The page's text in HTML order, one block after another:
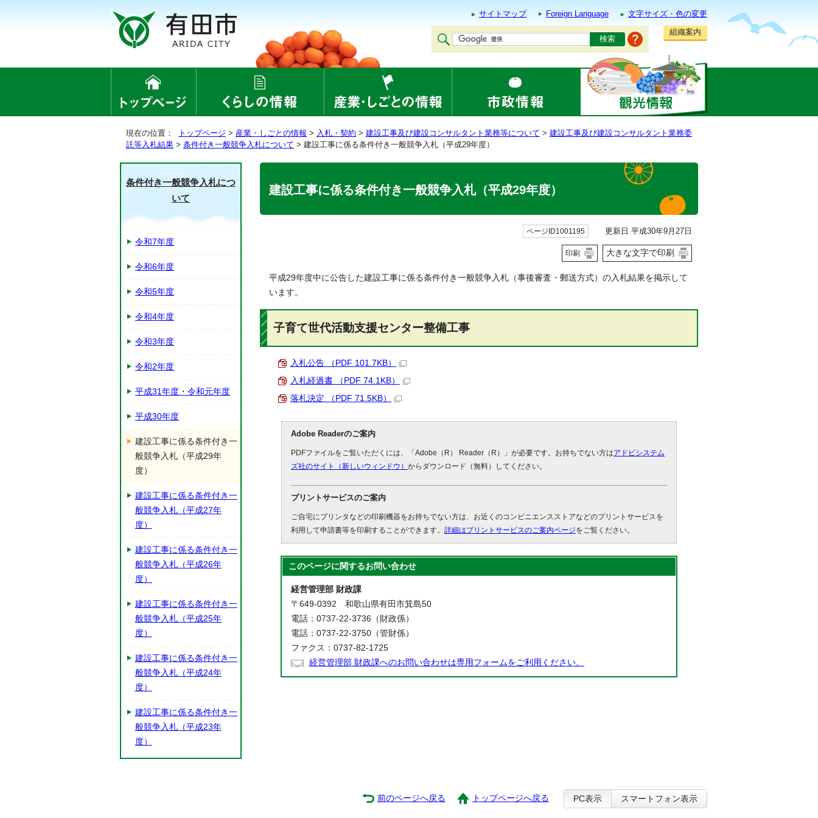
サイトマップ Foreign Language
文字サイズ・色の変更
組織案内
現在の位置： トップページ > 産業・しごとの情報 > 入札・契約 > 建設工事及び建設コンサルタント業務等について > 建設工事及び建設コンサルタント業務委
託等入札結果 > 条件付き一般競争入札について > 建設工事に係る条件付き一般競争入札（平成29年度）
建設工事に係る条件付き一般競争入札（平成29年度）
ページID1001195 更新日 平成30年9月27日
印刷 大きな文字で印刷
平成29年度中に公告した建設工事に係る条件付き一般競争入札（事後審査・郵送方式）の入札結果を掲示して
います。
子育て世代活動支援センター整備工事
入札公告 （PDF 101.7KB）
入札経過書 （PDF 74.1KB）
落札決定 （PDF 71.5KB）
Adobe Readerのご案内
PDFファイルをご覧いただくには、「Adobe（R） Reader（R）」が必要です。お持ちでない方はアドビシステム
ズ社のサイト（新しいウィンドウ） からダウンロード（無料）してください。
プリントサービスのご案内
ご自宅にプリンタなどの印刷機器をお持ちでない方は、お近くのコンビニエンスストアなどのプリントサービスを
利用して申請書等を印刷することができます。 詳細はプリントサービスのご案内ページをご覧ください。
このページに関するお問い合わせ
経営管理部 財政課
〒649-0392 和歌山県有田市箕島50
電話：0737-22-3736（財政係）
電話：0737-22-3750（管財係）
ファクス：0737-82-1725
経営管理部 財政課へのお問い合わせは専用フォームをご利用ください。
条件付き一般競争入札につ
いて
令和7年度
令和6年度
令和5年度
令和4年度
令和3年度
令和2年度
平成31年度・令和元年度
平成30年度
建設工事に係る条件付き一
般競争入札（平成29年
度）
建設工事に係る条件付き一
般競争入札（平成27年
度）
建設工事に係る条件付き一
般競争入札（平成26年
度）
建設工事に係る条件付き一
般競争入札（平成25年
度）
建設工事に係る条件付き一
般競争入札（平成24年
度）
建設工事に係る条件付き一
般競争入札（平成23年
度）
前のページへ戻る トップページへ戻る PC表示 スマートフォン表示